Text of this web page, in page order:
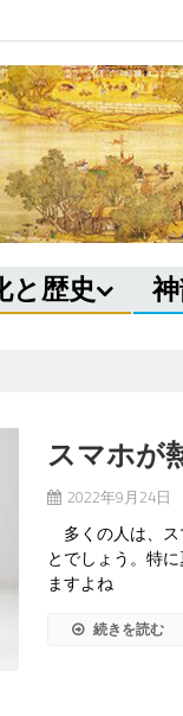
と歴史
スマホが
2022年9月24日
多くの人は、ス
とでしょう。特
ますよね
続きを読む